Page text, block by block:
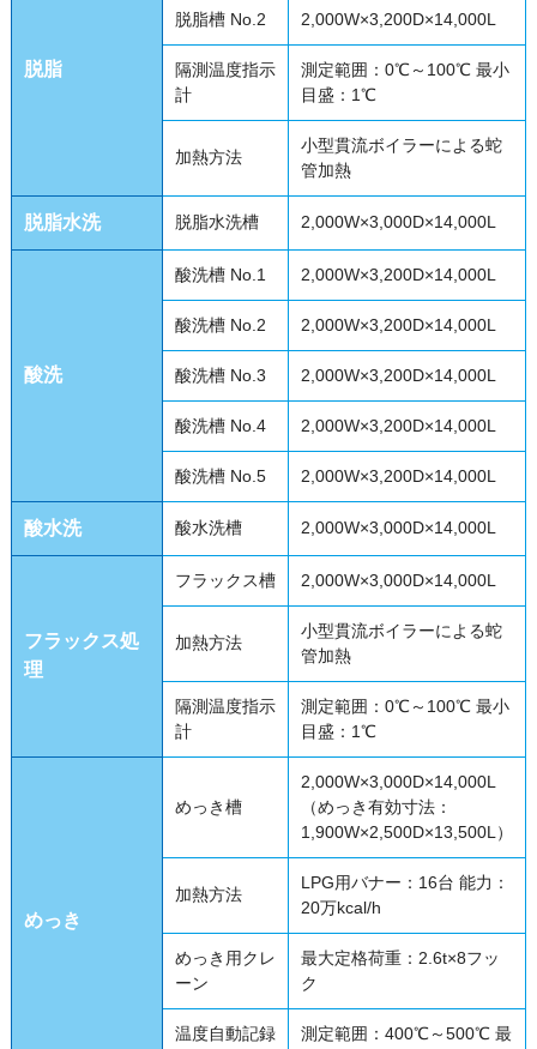
脱脂
脱脂槽 No.2 2,000W×3,200D×14,000L
隔測温度指示
計
測定範囲：0℃～100℃ 最小
目盛：1℃
加熱方法
小型貫流ボイラーによる蛇
管加熱
脱脂水洗 脱脂水洗槽 2,000W×3,000D×14,000L
酸洗
酸洗槽 No.1 2,000W×3,200D×14,000L
酸洗槽 No.2 2,000W×3,200D×14,000L
酸洗槽 No.3 2,000W×3,200D×14,000L
酸洗槽 No.4 2,000W×3,200D×14,000L
酸洗槽 No.5 2,000W×3,200D×14,000L
酸水洗 酸水洗槽 2,000W×3,000D×14,000L
フラックス処
理
フラックス槽 2,000W×3,000D×14,000L
加熱方法
小型貫流ボイラーによる蛇
管加熱
隔測温度指示
計
測定範囲：0℃～100℃ 最小
目盛：1℃
めっき
めっき槽
2,000W×3,000D×14,000L
（めっき有効寸法：
1,900W×2,500D×13,500L）
加熱方法
LPG用バナー：16台 能力：
20万kcal/h
めっき用クレ
ーン
最大定格荷重：2.6t×8フッ
ク
温度自動記録
測定範囲：400℃～500℃ 最